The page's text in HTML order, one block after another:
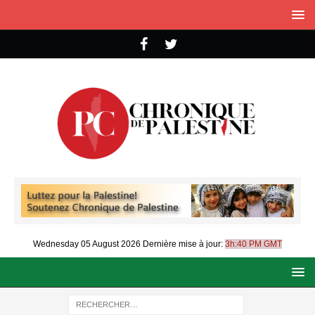
Wednesday 05 August 2026 Dernière mise à jour: 3h:40 PM GMT